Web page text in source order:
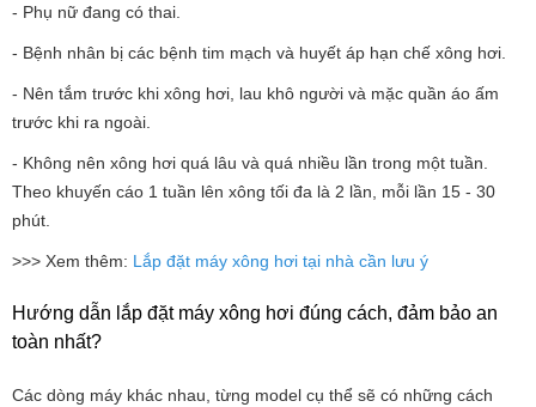
- Phụ nữ đang có thai.
- Bệnh nhân bị các bệnh tim mạch và huyết áp hạn chế xông hơi.
- Nên tắm trước khi xông hơi, lau khô người và mặc quần áo ấm
trước khi ra ngoài.
- Không nên xông hơi quá lâu và quá nhiều lần trong một tuần.
Theo khuyến cáo 1 tuần lên xông tối đa là 2 lần, mỗi lần 15 - 30
phút.
>>> Xem thêm: Lắp đặt máy xông hơi tại nhà cần lưu ý
Hướng dẫn lắp đặt máy xông hơi đúng cách, đảm bảo an
toàn nhất?
Các dòng máy khác nhau, từng model cụ thể sẽ có những cách